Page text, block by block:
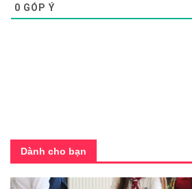
0 GÓP Ý
Dành cho bạn